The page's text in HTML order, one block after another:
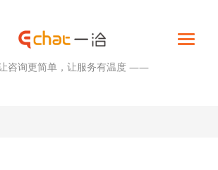
询更简单，让服务有温度 ——